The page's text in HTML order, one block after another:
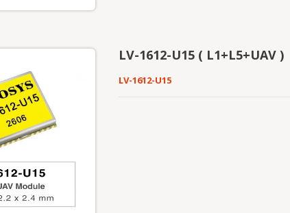
LV-1612-U15 ( L1+L5+UAV )
LV-1612-U15